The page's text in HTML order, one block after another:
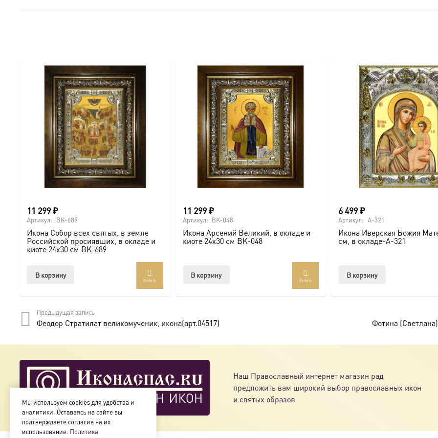
Эта икона станет прекрасным духовным подарком:
● На день Ангела (именины) — в честь небесного покровителя.
● На Крещение ребенка или взрослого.
● На день рождения как символ защиты и заступничества.
● На венчание или годовщину брака (для парных икон или образов покровителей семьи).
● На новоселье для освящения домашнего очага.
Доставка и заказ:
Мы предлагаем купить икону в Москве с доставкой по России. Также можно заказать икону в окладе и киоте.
Доступна в стандартных размерах или может быть изготовлена под заказ по вашим размерам.
Подписывайтесь на нашу группу ВКонтакте:
11 299₽
Артикул: BK-689
Икона Собор всех святых, в земле
Российской просиявших, в окладе и
киоте 24х30 см BK-689
В корзину
Купить
11 299₽
Артикул: BK-048
Икона Арсений Великий, в окладе и
киоте 24х30 см BK-048
В корзину
Купить
6 499₽
Артикул: A-321
Икона Иверская Божия
см, в окладе-A-321
В корзину
Предыдущая запись
Феодор Стратилат великомученик, икона(арт.04517) Фотина
Наш Православный интернет магазин рад
предложить вам широкий выбор православных икон
и святых образов
Мы используем cookies для удобства и
аналитики. Оставаясь на сайте вы
подтверждаете согласие на их
использование. Политика